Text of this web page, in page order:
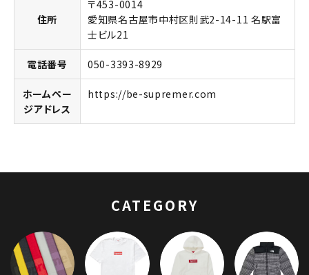
ショルダー・ウエストバッグ
ボックスロゴ
カテゴリーから探す
住所
〒453-0014
愛知県名古屋市中村区則武2-14-11 名駅富
士ビル21
電話番号 050-3393-8929
ホームペー
ジアドレス
https://be-supremer.com
CATEGORY